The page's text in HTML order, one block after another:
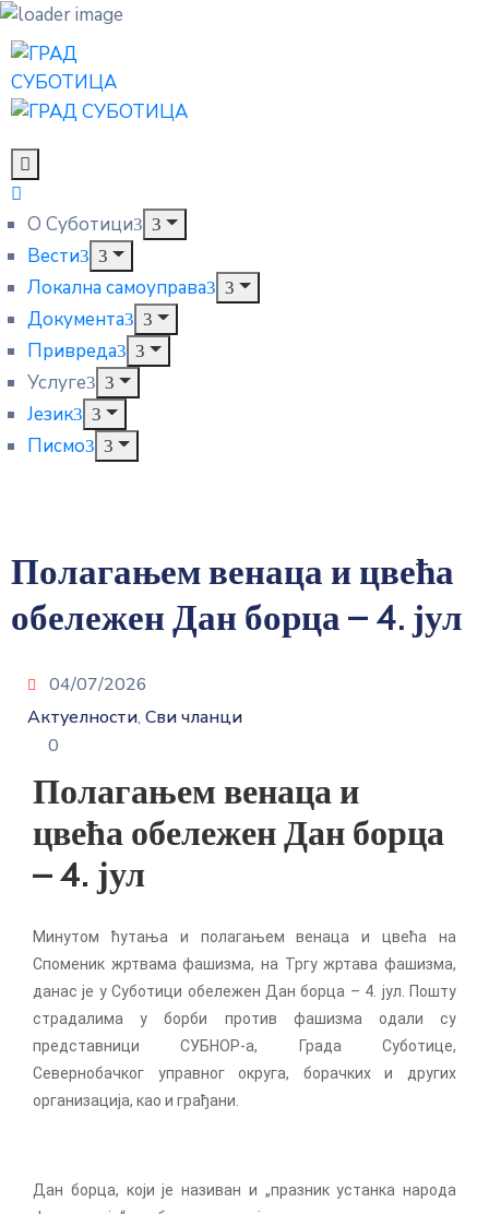
О Суботици
Вести
Локална самоуправа
Документа
Привреда
Услуге
Језик
Писмо
Полагањем венаца и цвећа
обележен Дан борца – 4. јул
04/07/2026
Актуелности‚ Сви чланци
0
Полагањем венаца и
цвећа обележен Дан борца
– 4. јул
Минутом ћутања и полагањем венаца и цвећа на
Споменик жртвама фашизма, на Тргу жртава фашизма,
данас је у Суботици обележен Дан борца – 4. јул. Пошту
страдалима у борби против фашизма одали су
представници СУБНОР-а, Града Суботице,
Севернобачког управног округа, борачких и других
организација, као и грађани.
Дан борца, који је називан и „празник устанка народа